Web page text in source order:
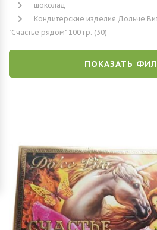
шоколад
Кондитерские изделия Дольче
"Счастье рядом" 100 гр. (30)
ПОКАЗАТЬ